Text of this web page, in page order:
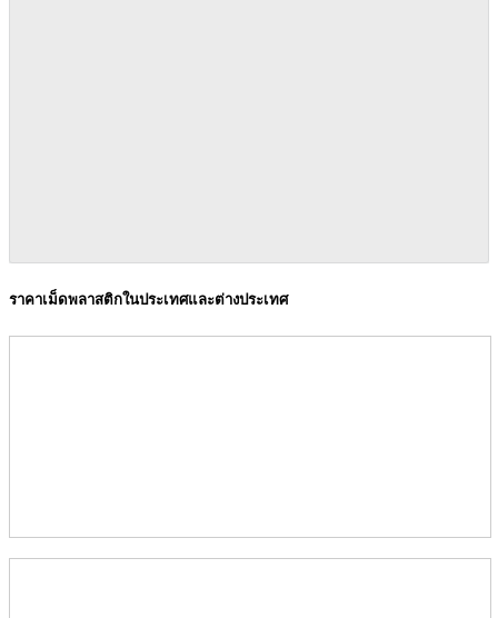
ราคาเม็ดพลาสติกในประเทศและต่างประเทศ